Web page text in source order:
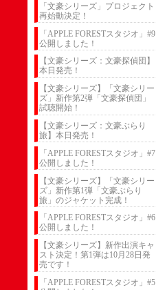
「文豪シリーズ」プロジェクト
再始動決定！
「APPLE FORESTスタジオ」#9
公開しました！
【文豪シリーズ：文豪探偵団】
本日発売！
【文豪シリーズ】「文豪シリー
ズ」新作第2弾「文豪探偵団」
試聴開始！
【文豪シリーズ：文豪ぶらり
旅】本日発売！
「APPLE FORESTスタジオ」#7
公開しました！
【文豪シリーズ】「文豪シリー
ズ」新作第1弾「文豪ぶらり
旅」のジャケット完成！
「APPLE FORESTスタジオ」#6
公開しました！
【文豪シリーズ】新作出演キャ
スト決定！第1弾は10月28日発
売です！
「APPLE FORESTスタジオ」#5